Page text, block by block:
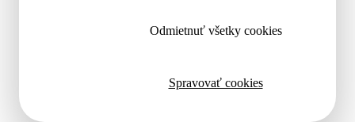
Odmietnuť všetky cookies
Spravovať cookies